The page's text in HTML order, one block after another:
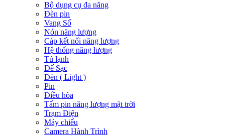
Bộ dụng cụ đa năng
Đèn pin
Vang Số
Nón năng lượng
Cáp kết nối năng lượng
Hệ thống năng lượng
Tủ lạnh
Đế Sạc
Đèn ( Light )
Pin
Điều hòa
Tấm pin năng lượng mặt trời
Trạm Điện
Máy chiếu
Camera Hành Trình